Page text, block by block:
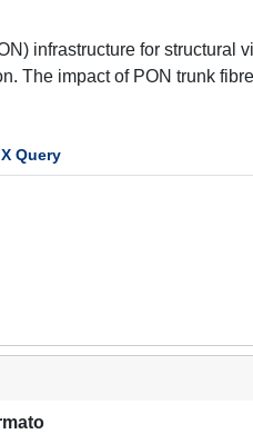
infrastructure for structural
The impact of PON trunk